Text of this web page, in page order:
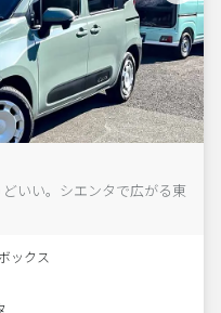
いい。シエンタで広がる東
ックス